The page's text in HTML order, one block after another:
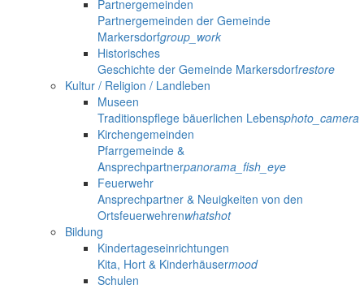
Partnergemeinden
Partnergemeinden der Gemeinde
Markersdorfgroup_work
Historisches
Geschichte der Gemeinde Markersdorfrestore
Kultur / Religion / Landleben
Museen
Traditionspflege bäuerlichen Lebensphoto_camera
Kirchengemeinden
Pfarrgemeinde &
Ansprechpartnerpanorama_fish_eye
Feuerwehr
Ansprechpartner & Neuigkeiten von den
Ortsfeuerwehrenwhatshot
Bildung
Kindertageseinrichtungen
Kita, Hort & Kinderhäusermood
Schulen